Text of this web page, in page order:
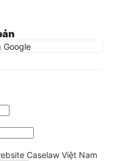
Caselaw Việt Nam